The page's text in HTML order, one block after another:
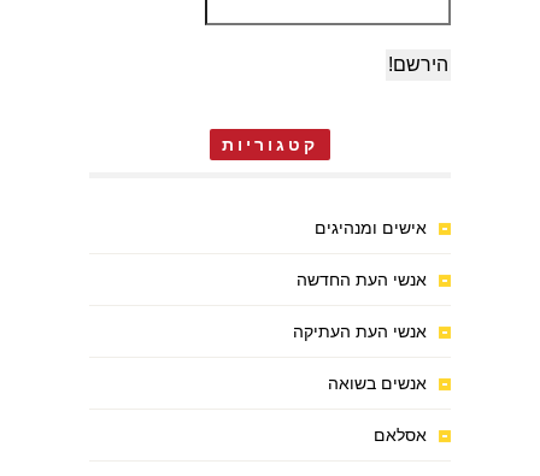
קטגוריות
אישים ומנהיגים
אנשי העת החדשה
אנשי העת העתיקה
אנשים בשואה
אסלאם